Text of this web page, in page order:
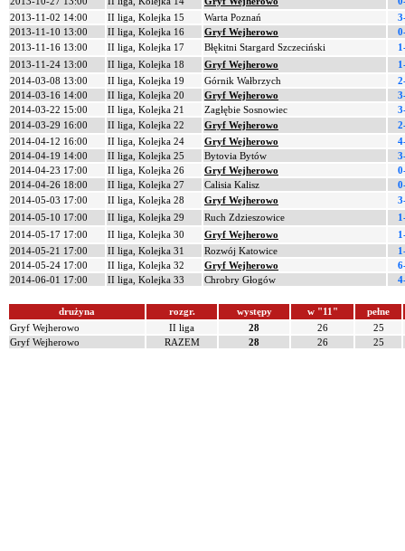
2013-11-02 14:00
II liga, Kolejka 15 Warta Poznań
2013-11-10 13:00
II liga, Kolejka 16 Gryf Wejherowo
2013-11-16 13:00
II liga, Kolejka 17 Błękitni Stargard Szczeciński
2013-11-24 13:00
II liga, Kolejka 18 Gryf Wejherowo
2014-03-08 13:00
II liga, Kolejka 19 Górnik Wałbrzych
2014-03-16 14:00
II liga, Kolejka 20 Gryf Wejherowo
2014-03-22 15:00
II liga, Kolejka 21 Zagłębie Sosnowiec
2014-03-29 16:00
II liga, Kolejka 22 Gryf Wejherowo
2014-04-12 16:00
II liga, Kolejka 24 Gryf Wejherowo
2014-04-19 14:00
II liga, Kolejka 25 Bytovia Bytów
2014-04-23 17:00
II liga, Kolejka 26 Gryf Wejherowo
2014-04-26 18:00
II liga, Kolejka 27 Calisia Kalisz
2014-05-03 17:00
II liga, Kolejka 28 Gryf Wejherowo
2014-05-10 17:00
II liga, Kolejka 29 Ruch Zdzieszowice
2014-05-17 17:00
II liga, Kolejka 30 Gryf Wejherowo
2014-05-21 17:00
II liga, Kolejka 31 Rozwój Katowice
2014-05-24 17:00
II liga, Kolejka 32 Gryf Wejherowo
2014-06-01 17:00
II liga, Kolejka 33 Chrobry Głogów
drużyna rozgr. występy w "11"
pełne
Gryf Wejherowo
II liga 28 26
25
Gryf Wejherowo
RAZEM 28 26 25